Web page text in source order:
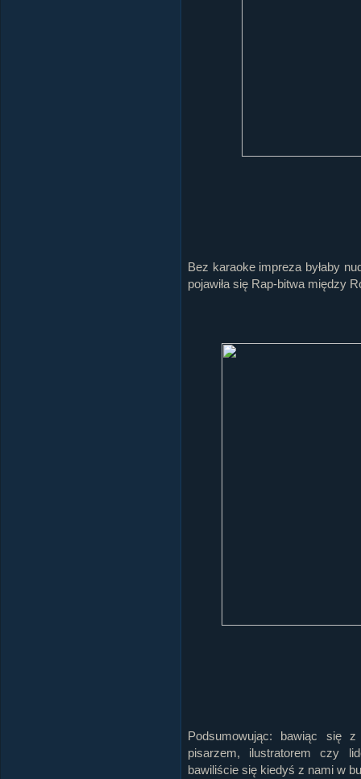
Bez karaoke impreza byłaby
pojawiła się Rap-bitwa między
Podsumowując: bawiąc się
pisarzem, ilustratorem czy
bawiliście się kiedyś z nami w